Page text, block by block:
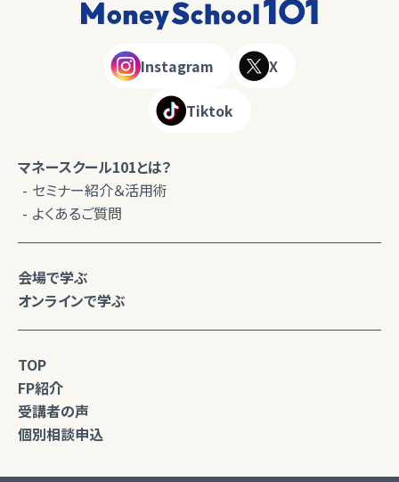
Instagram X
Tiktok
マネースクール101とは？
セミナー紹介＆活用術
よくあるご質問
会場で学ぶ
オンラインで学ぶ
TOP
FP紹介
受講者の声
個別相談申込